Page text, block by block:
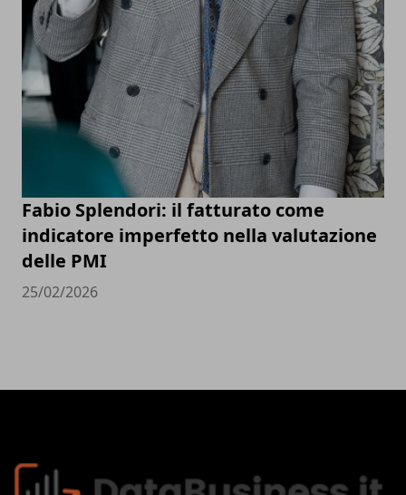
Fabio Splendori: il fatturato come
indicatore imperfetto nella valutazione
delle PMI
25/02/2026